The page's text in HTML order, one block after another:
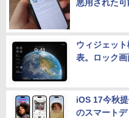
悪用された
ウィジェッ
表。ロック
iOS 17今秋
のスマート